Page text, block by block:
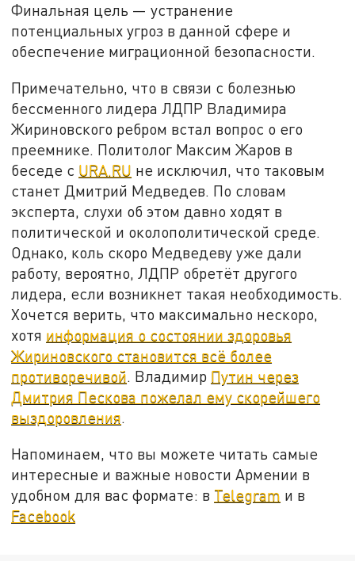
Финальная цель — устранение
потенциальных угроз в данной сфере и
обеспечение миграционной безопасности.
Примечательно, что в связи с болезнью
бессменного лидера ЛДПР Владимира
Жириновского ребром встал вопрос о его
преемнике. Политолог Максим Жаров в
беседе с URA.RU не исключил, что таковым
станет Дмитрий Медведев. По словам
эксперта, слухи об этом давно ходят в
политической и околополитической среде.
Однако, коль скоро Медведеву уже дали
работу, вероятно, ЛДПР обретёт другого
лидера, если возникнет такая необходимость.
Хочется верить, что максимально нескоро,
хотя информация о состоянии здоровья
Жириновского становится всё более
противоречивой. Владимир Путин через
Дмитрия Пескова пожелал ему скорейшего
выздоровления.
Напоминаем, что вы можете читать самые
интересные и важные новости Армении в
удобном для вас формате: в Telegram и в
Facebook